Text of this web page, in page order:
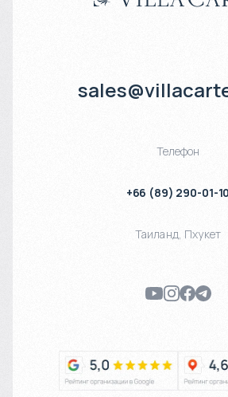
Телефон
+66 (89) 290-01-10
Таиланд, Пхукет